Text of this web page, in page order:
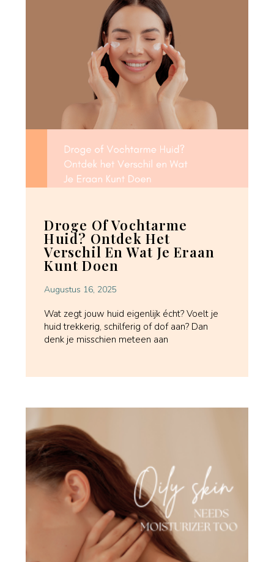
Droge Of Vochtarme
Huid? Ontdek Het
Verschil En Wat Je Eraan
Kunt Doen
Augustus 16, 2025
Wat zegt jouw huid eigenlijk écht? Voelt je
huid trekkerig, schilferig of dof aan? Dan
denk je misschien meteen aan